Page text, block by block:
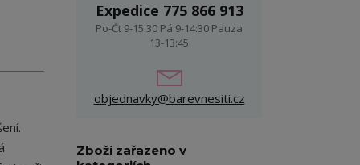
Expedice 775 866 913
Po-Čt 9-15:30 Pá 9-14:30 Pauza
13-13:45
objednavky@barevnesiti.cz
Zboží zařazeno v